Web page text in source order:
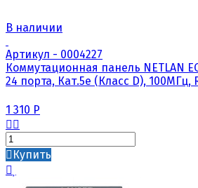
В наличии
Артикул - 0004227
Коммутационная панель NETLAN
24 порта, Кат.5е (Класс D), 100МГц,
1 310 Р
Купить